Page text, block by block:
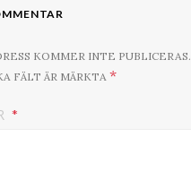
KOMMER INTE PUBLICERAS.
FÄLT ÄR MÄRKTA *